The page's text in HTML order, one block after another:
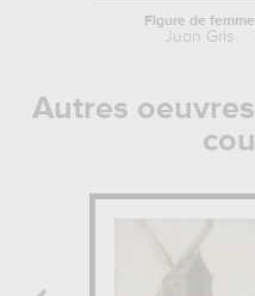
Figure de femme
Juan Gris
Autres